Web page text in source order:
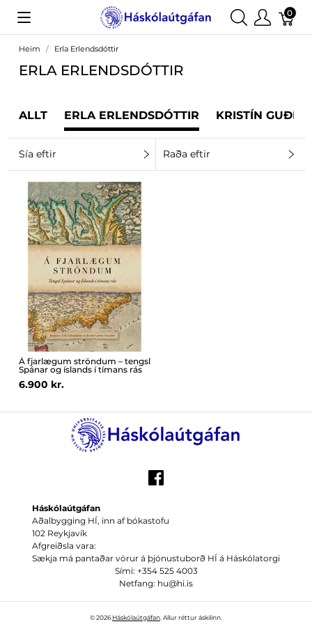
0
Heim Erla Erlendsdóttir
ERLA ERLENDSDÓTTIR
ALLT ERLA ERLENDSDÓTTIR KRISTÍN
Sía eftir Raða eftir
Á fjarlægum ströndum – tengsl
Spánar og íslands í tímans rás
6.900 kr.
Háskólaútgáfan
Aðalbygging HÍ, inn af bókastofu
102 Reykjavík
Afgreiðsla vara:
Sækja má pantaðar vörur á þjónustuborð HÍ á Háskólatorgi
Sími: +354 525 4003
Netfang: hu@hi.is
© 2026Háskólaútgáfan . Allur réttur áskilinn.